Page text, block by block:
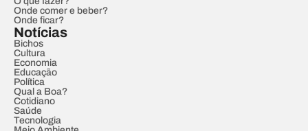
Onde comer e beber?
Onde ficar?
Notícias
Bichos
Cultura
Economia
Educação
Política
Qual a Boa?
Cotidiano
Saúde
Tecnologia